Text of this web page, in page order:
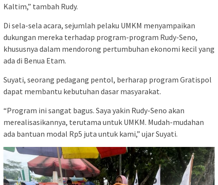
Kaltim,” tambah Rudy.
Di sela-sela acara, sejumlah pelaku UMKM menyampaikan
dukungan mereka terhadap program-program Rudy-Seno,
khususnya dalam mendorong pertumbuhan ekonomi kecil yang
ada di Benua Etam.
Suyati, seorang pedagang pentol, berharap program Gratispol
dapat membantu kebutuhan dasar masyarakat.
“Program ini sangat bagus. Saya yakin Rudy-Seno akan
merealisasikannya, terutama untuk UMKM. Mudah-mudahan
ada bantuan modal Rp5 juta untuk kami,” ujar Suyati.